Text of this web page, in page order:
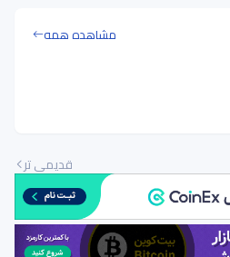
مشاهده همه
قدیمی تر